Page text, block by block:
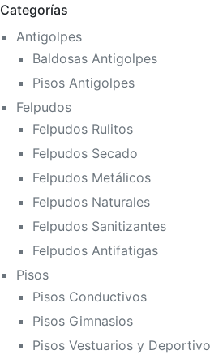
Categorías
Antigolpes
Baldosas Antigolpes
Pisos Antigolpes
Felpudos
Felpudos Rulitos
Felpudos Secado
Felpudos Metálicos
Felpudos Naturales
Felpudos Sanitizantes
Felpudos Antifatigas
Pisos
Pisos Conductivos
Pisos Gimnasios
Pisos Vestuarios y